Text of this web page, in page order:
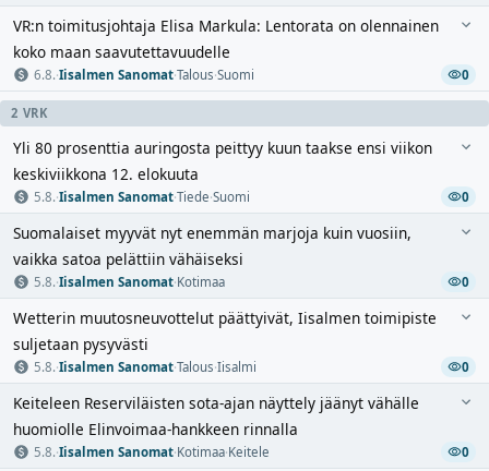
VR:n toimitusjohtaja Elisa Markula: Lentorata on olennainen
koko maan saavutettavuudelle
6.8.·Iisalmen Sanomat·Talous·Suomi 0
2 VRK
Yli 80 prosenttia auringosta peittyy kuun taakse ensi viikon
keskiviikkona 12. elokuuta
5.8.·Iisalmen Sanomat·Tiede·Suomi 0
Suomalaiset myyvät nyt enemmän marjoja kuin vuosiin,
vaikka satoa pelättiin vähäiseksi
5.8.·Iisalmen Sanomat·Kotimaa 0
Wetterin muutosneuvottelut päättyivät, Iisalmen toimipiste
suljetaan pysyvästi
5.8.·Iisalmen Sanomat·Talous·Iisalmi 0
Keiteleen Reserviläisten sota-ajan näyttely jäänyt vähälle
huomiolle Elinvoimaa-hankkeen rinnalla
5.8.·Iisalmen Sanomat·Kotimaa·Keitele 0